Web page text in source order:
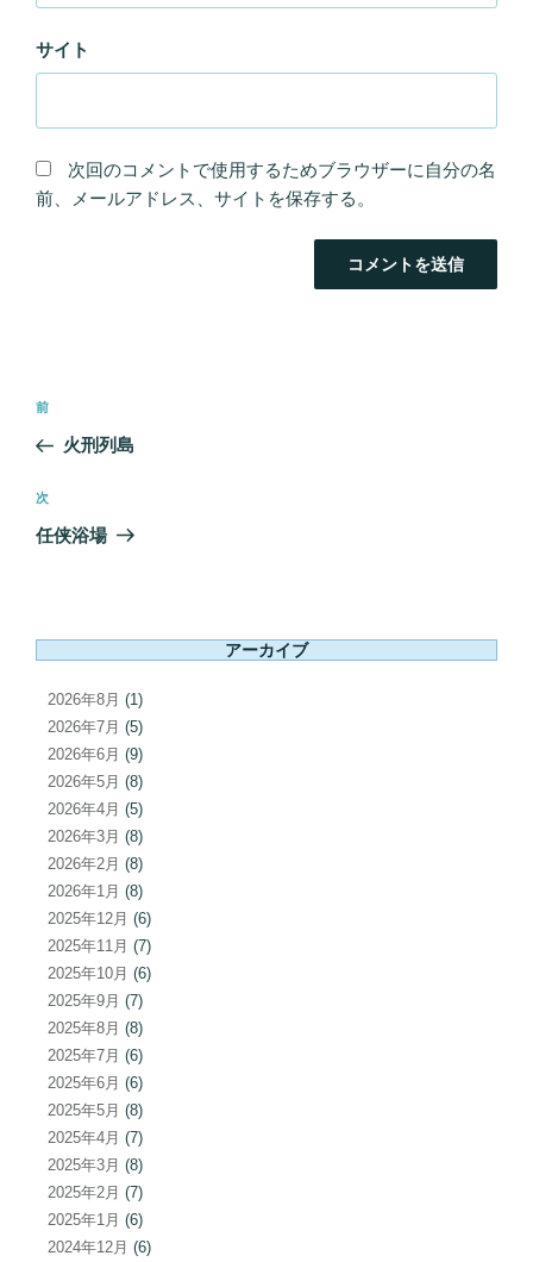
サイト
次回のコメントで使用するためブラウザーに自分の名
前、メールアドレス、サイトを保存する。
ナ
ビ
ー
ン
前
の
稿
前
火刑列島
次
の
次
任侠浴場
アーカイブ
2026年8月 (1)
2026年7月 (5)
2026年6月 (9)
2026年5月 (8)
2026年4月 (5)
2026年3月 (8)
2026年2月 (8)
2026年1月 (8)
2025年12月 (6)
2025年11月 (7)
2025年10月 (6)
2025年9月 (7)
2025年8月 (8)
2025年7月 (6)
2025年6月 (6)
2025年5月 (8)
2025年4月 (7)
2025年3月 (8)
2025年2月 (7)
2025年1月 (6)
2024年12月 (6)